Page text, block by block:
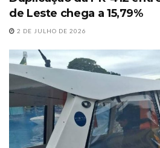
de Leste chega a 15,79%
2 DE JULHO DE 2026